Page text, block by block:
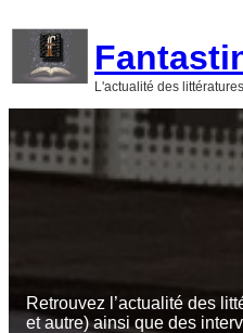
contenu
L'actualité des
Retrouvez l’actualité des
et autre) ainsi que des